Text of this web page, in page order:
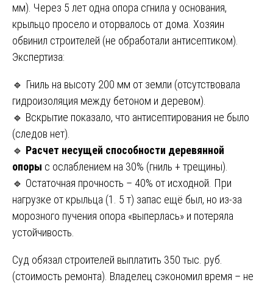
мм). Через 5 лет одна опора сгнила у основания,
крыльцо просело и оторвалось от дома. Хозяин
обвинил строителей (не обработали антисептиком).
Экспертиза:
🔹 Гниль на высоту 200 мм от земли (отсутствовала
гидроизоляция между бетоном и деревом).
🔹 Вскрытие показало, что антисептирования не было
(следов нет).
🔹 Расчет несущей способности деревянной
опоры с ослаблением на 30% (гниль + трещины).
🔹 Остаточная прочность – 40% от исходной. При
нагрузке от крыльца (1. 5 т) запас ещё был, но из-за
морозного пучения опора «выперлась» и потеряла
устойчивость.
Суд обязал строителей выплатить 350 тыс. руб.
(стоимость ремонта). Владелец сэкономил время – не